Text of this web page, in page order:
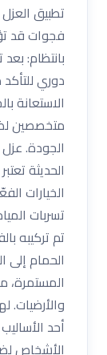
تطبيق
فجوات قد
بانتظام:
دوري
الاستعانة
متخصصين
الجودة.
الحديثة
الخيارات
تسربات
تم تركيبه
الحمام إلى
المستمرة،
والأرضيات.
أحد
الأشخاص